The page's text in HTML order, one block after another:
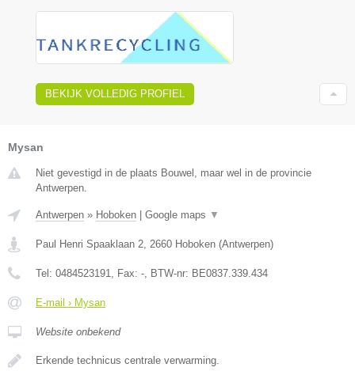
BEKIJK VOLLEDIG PROFIEL
Mysan
Niet gevestigd in de plaats Bouwel, maar wel in de provincie
Antwerpen.
Antwerpen » Hoboken Google maps ▼
Paul Henri Spaaklaan 2 2660 Hoboken (Antwerpen)
Tel: 0484523191 , Fax: - , BTW-nr: BE0837.339.434
E-mail › Mysan
Website onbekend
Erkende technicus centrale verwarming.